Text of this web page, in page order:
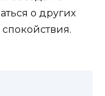
о других